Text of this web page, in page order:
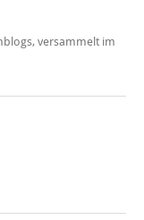
versammelt im